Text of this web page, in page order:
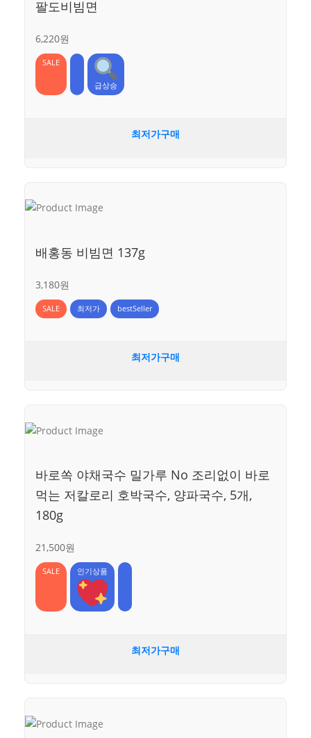
팔도비빔면
6,220원
SALE
급상승
최저가구매
배홍동 비빔면 137g
3,180원
SALE 최저가 bestSeller
최저가구매
바로쏙 야채국수 밀가루 No 조리없이 바로
먹는 저칼로리 호박국수, 양파국수, 5개,
180g
21,500원
SALE 인기상품
최저가구매